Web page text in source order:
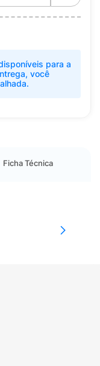
para a
você
Ficha Técnica